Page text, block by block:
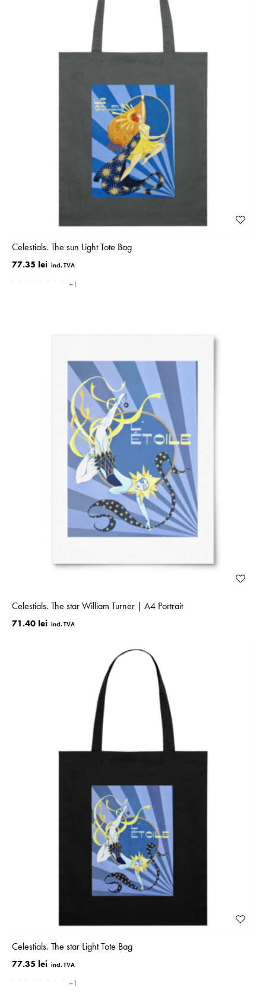
Celestials. The sun Light Tote Bag
77.35 lei
+1
Celestials. The star William Turner | A4 Portrait
71.40 lei
Celestials. The star Light Tote Bag
77.35 lei
+1